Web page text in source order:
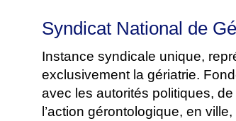
Syndicat National de
Instance syndicale unique,
exclusivement la gériatrie.
avec les autorités politiques,
l’action gérontologique, en